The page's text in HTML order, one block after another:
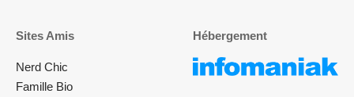
Sites Amis
Nerd Chic
Famille Bio
Hébergement